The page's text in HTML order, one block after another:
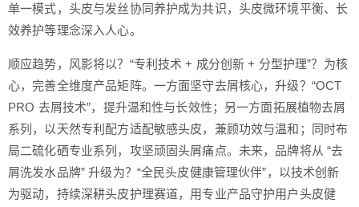
单一模式，头皮与发丝协同养护成为共识，头皮微环境平衡、长
效养护等理念深入人心。
顺应趋势，风影将以？“专利技术 + 成分创新 + 分型护理”？为核
心，完善全维度产品矩阵。一方面坚守去屑核心，升级？“OCT
PRO 去屑技术”，提升温和性与长效性；另一方面拓展植物去屑
系列，以天然专利配方适配敏感头皮，兼顾功效与温和；同时布
局二硫化硒专业系列，攻坚顽固头屑痛点。未来，品牌将从 “去
屑洗发水品牌” 升级为？“全民头皮健康管理伙伴”，以技术创新
为驱动，持续深耕头皮护理赛道，用专业产品守护用户头皮健